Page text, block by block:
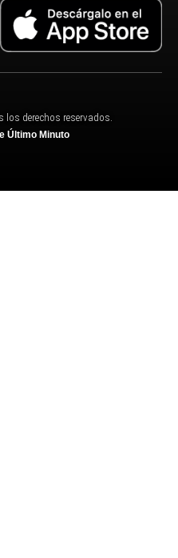
derechos reservados.
Último Minuto